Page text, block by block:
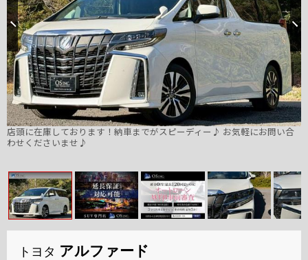
店頭に在庫しております！納車までがスピーディー♪ お気軽にお問い合
わせくださいませ♪
トヨタ アルファード